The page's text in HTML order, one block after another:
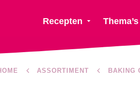
Recepten Thema’s
ASSORTIMENT BAKING